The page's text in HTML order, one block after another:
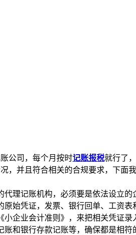
公司，每个月按时记账报税就行了
，并且符合相关的合规要求，下面
理记账机构，必须要是依法设立
始凭证，发票、银行回单、工资
企业会计准则》，来把相关凭证录
和银行存款记账等，确保都是相